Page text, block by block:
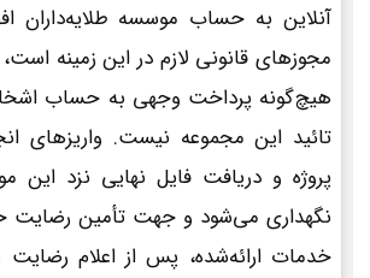
آنلاین به حساب موسسه طلایه‌داران
مجوزهای قانونی لازم در این زمینه
هیچ‌گونه پرداخت وجهی به حساب
تائید این مجموعه نیست. واریزهای
پروژه و دریافت فایل نهایی نزد این
نگهداری می‌شود و جهت تأمین رضایت
خدمات ارائه‌شده، پس از اعلام